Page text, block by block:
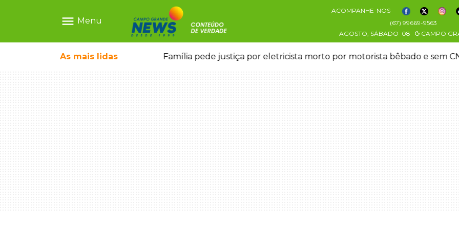
menu Menu
ACOMPANHE-NOS
(67) 99669-9563
AGOSTO, SÁBADO 08 CAMPO
As mais lidas
e morre a caminho do hospital Família pede justiça por eletricista morto por motorista bêbado e sem